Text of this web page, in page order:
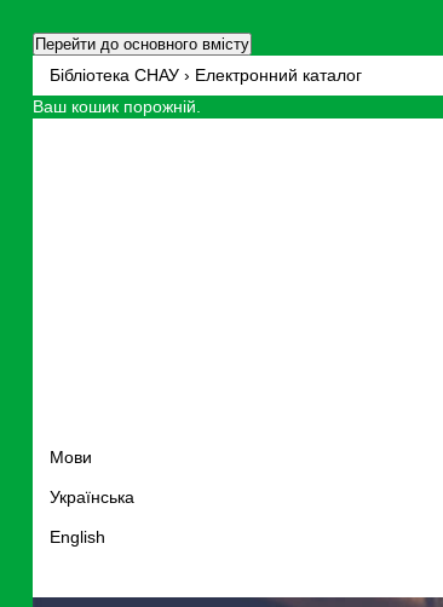
Перейти до основного вмісту
Бібліотека СНАУ › Електронний каталог
Ваш кошик порожній.
Мови
Українська
English